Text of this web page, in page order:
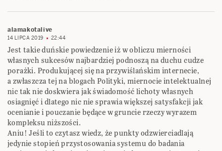
alamakotalive
14 LIPCA 2019 22:44
Jest takie duńskie powiedzenie iż w obliczu mierności
własnych sukcesów najbardziej podnoszą na duchu cudze
porażki. Produkującej się na przywiślańskim internecie,
a zwłaszcza tej na blogach Polityki, miernocie intelektualnej
nic tak nie doskwiera jak świadomość lichoty własnych
osiagnięć i dlatego nic nie sprawia większej satysfakcji jak
ocenianie i pouczanie będące w gruncie rzeczy wyrazem
kompleksu niższości.
Aniu! Jeśli to czytasz wiedz, że punkty odzwierciadlają
jedynie stopień przystosowania systemu do badania